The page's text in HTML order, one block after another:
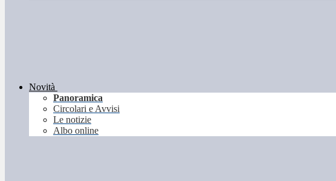
Novità
Panoramica
Circolari e Avvisi
Le notizie
Albo online